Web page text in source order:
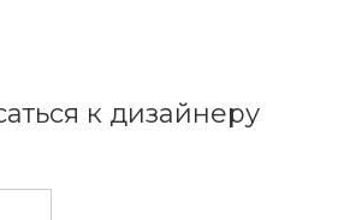
к дизайнеру